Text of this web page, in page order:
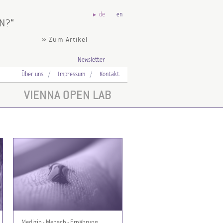
» Zum Artikel
de en
Newsletter
Über uns Impressum Kontakt
VIENNA OPEN LAB